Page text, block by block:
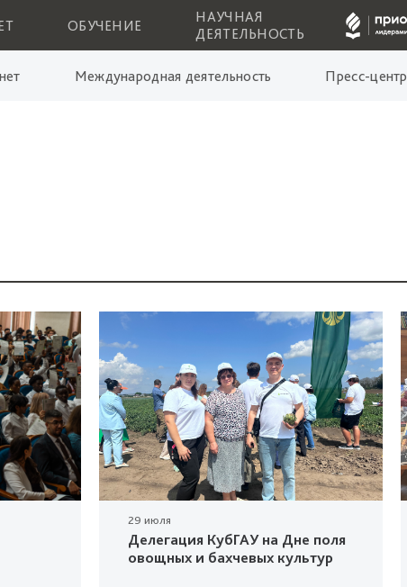
ОБУЧЕНИЕ
НАУЧНАЯ
ДЕЯТЕЛЬНОСТЬ
Международная деятельность Пресс-центр
29 июля
Делегация КубГАУ на Дне поля
овощных и бахчевых культур